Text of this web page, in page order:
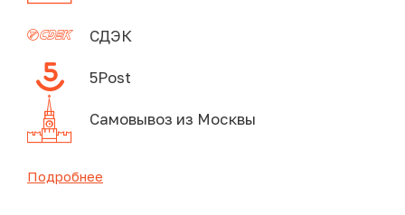
СДЭК
5Post
Самовывоз из Москвы
Подробнее